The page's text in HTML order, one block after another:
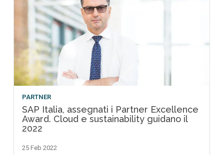
PARTNER
SAP Italia, assegnati i Partner Excellence
Award. Cloud e sustainability guidano il
2022
25 Feb 2022